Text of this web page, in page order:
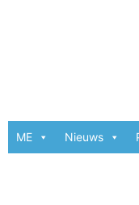
ME Nieuws